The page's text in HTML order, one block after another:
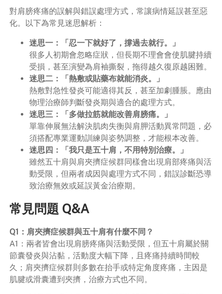
對肩膀疼痛的誤解與錯誤處理方式，常讓病情延誤甚至惡
化。以下為常見迷思解析：
迷思一：「忍一下就好了，撐過去就行。」
很多人初期會忽略症狀，但長期不理會會使肌腱持續
受損，甚至演變為肩袖撕裂，拖得越久復原越困難。
迷思二：「熱敷或貼藥布就能消炎。」
熱敷對急性發炎可能適得其反，甚至加劇腫脹。應由
物理治療師判斷發炎期與適合的處理方式。
迷思三：「多做拉筋就能改善肩膀痛。」
單靠伸展無法解決肌肉失衡與肩胛活動異常問題，必
須搭配專業運動訓練與姿勢調整，才能根本改善。
迷思四：「我只是五十肩，不用特別治療。」
雖然五十肩與肩夾擠症候群同樣會出現肩部疼痛與活
動受限，但兩者成因與處理方式不同，錯誤診斷恐導
致治療無效或延誤黃金治療期。
常見問題 Q&A
Q1：肩夾擠症候群與五十肩有什麼不同？
A1：兩者皆會出現肩膀疼痛與活動受限，但五十肩屬於關
節囊發炎與沾黏，活動度大幅下降，且疼痛持續時間較
久；肩夾擠症候群則多數在抬手或特定角度疼痛，主因是
肌腱或滑囊遭到夾擠，治療方式也不同。